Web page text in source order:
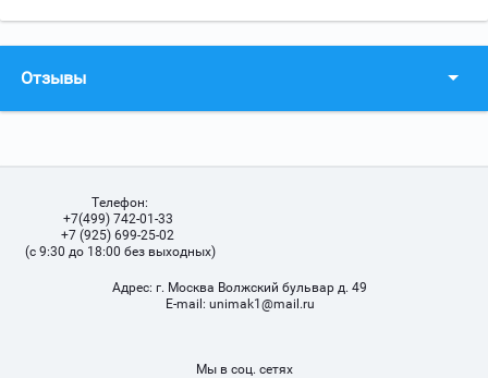
Отзывы
Телефон:
+7(499) 742-01-33
+7 (925) 699-25-02
(с 9:30 до 18:00 без выходных)
Адрес: г. Москва Волжский бульвар д. 49
Е-mail: unimak1@mail.ru
Мы в соц. сетях